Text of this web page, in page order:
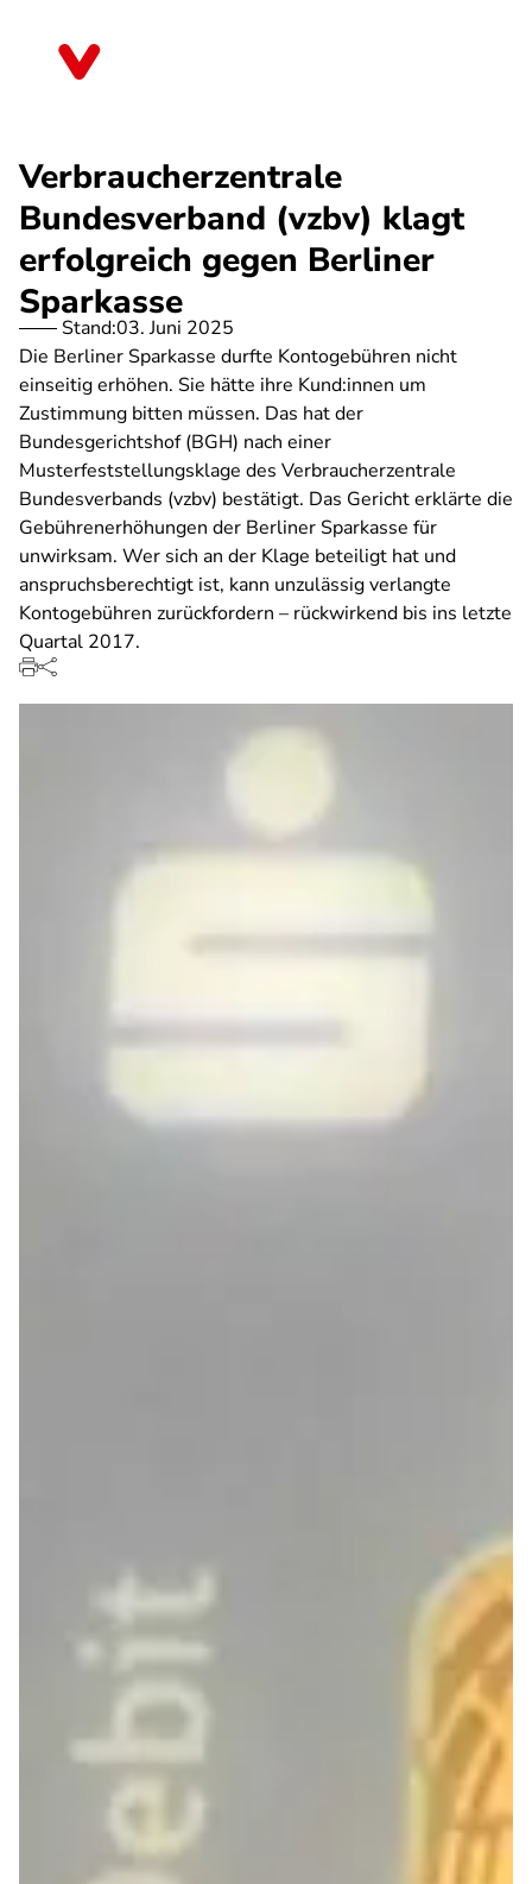
Verbraucherzentrale
Bundesverband (vzbv) klagt
erfolgreich gegen Berliner
Sparkasse
Stand:03. Juni 2025
Die Berliner Sparkasse durfte Kontogebühren nicht
einseitig erhöhen. Sie hätte ihre Kund:innen um
Zustimmung bitten müssen. Das hat der
Bundesgerichtshof (BGH) nach einer
Musterfeststellungsklage des Verbraucherzentrale
Bundesverbands (vzbv) bestätigt. Das Gericht erklärte die
Gebührenerhöhungen der Berliner Sparkasse für
unwirksam. Wer sich an der Klage beteiligt hat und
anspruchsberechtigt ist, kann unzulässig verlangte
Kontogebühren zurückfordern – rückwirkend bis ins letzte
Quartal 2017.